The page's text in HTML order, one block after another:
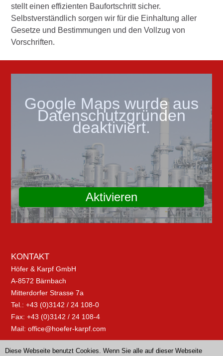
stellt einen effizienten Baufortschritt sicher.
Selbstverständlich sorgen wir für die Einhaltung aller
Gesetze und Bestimmungen und den Vollzug von
Vorschriften.
Google Maps wurde aus
Datenschutzgründen
deaktiviert.
Aktivieren
KONTAKT
Höfer & Karpf GmbH
A-8572 Bärnbach
Mitterdorfer Strasse 7a
Tel.: +43 (0)3142 / 24 108-0
Fax: +43 (0)3142 / 24 108-4
Mail:office@hoefer-karpf.com
Diese Webseite benutzt Cookies. Wenn Sie alle auf dieser Webseite